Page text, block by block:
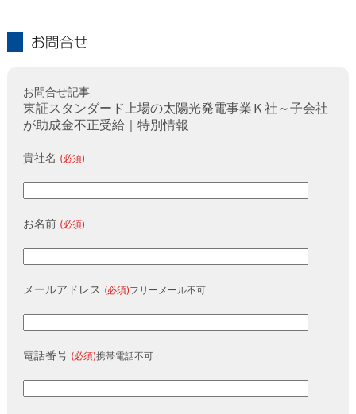
お問合せ記事
東証スタンダード上場の太陽光発電事業Ｋ社～子会社
が助成金不正受給｜特別情報
貴社名 (必須)
お名前 (必須)
メールアドレス (必須)フリーメール不可
電話番号 (必須)携帯電話不可